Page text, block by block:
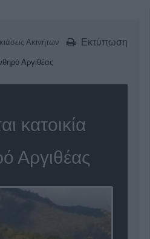
Εκτύπωση
Ακινήτων
Αργιθέας
κατοικία
Αργιθέας